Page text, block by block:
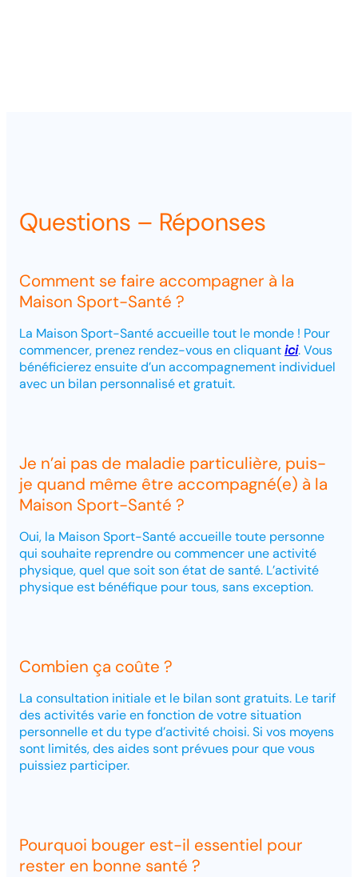
Questions – Réponses
Comment se faire accompagner à la
Maison Sport-Santé ?
La Maison Sport-Santé accueille tout le monde ! Pour
commencer, prenez rendez-vous en cliquantici. Vous
bénéficierez ensuite d’un accompagnement individuel
avec un bilan personnalisé et gratuit.
Je n’ai pas de maladie particulière, puis-
je quand même être accompagné(e) à la
Maison Sport-Santé ?
Oui, la Maison Sport-Santé accueille toute personne
qui souhaite reprendre ou commencer une activité
physique, quel que soit son état de santé. L’activité
physique est bénéfique pour tous, sans exception.
Combien ça coûte ?
La consultation initiale et le bilan sont gratuits. Le tarif
des activités varie en fonction de votre situation
personnelle et du type d’activité choisi. Si vos moyens
sont limités, des aides sont prévues pour que vous
puissiez participer.
Pourquoi bouger est-il essentiel pour
rester en bonne santé ?